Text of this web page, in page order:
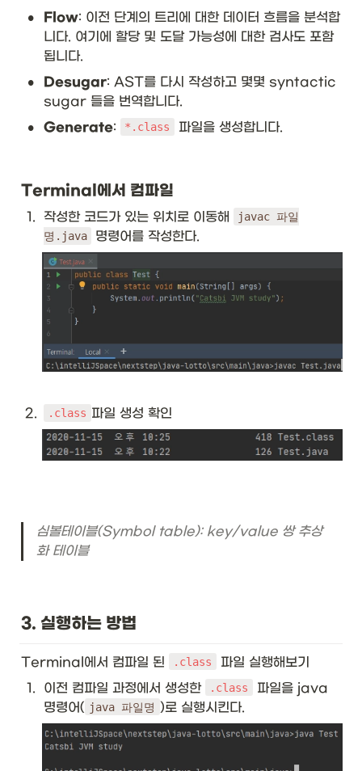
• Flow: 이전 단계의 트리에 대한 데이터 흐름을 분석합
니다. 여기에 할당 및 도달 가능성에 대한 검사도 포함
됩니다.
• Desugar: AST를 다시 작성하고 몇몇 syntactic
sugar 들을 번역합니다.
• Generate: *.class 파일을 생성합니다.
Terminal에서 컴파일
1. 작성한 코드가 있는 위치로 이동해
javac 파일
명.java
명령어를 작성한다.
2. .class 파일 생성 확인
심볼테이블(Symbol table): key/value 쌍 추상
화 테이블
3. 실행하는 방법
Terminal에서 컴파일 된 .class
파일 실행해보기
1. 이전 컴파일 과정에서 생성한 .class
파일을 java
명령어( java 파일명 )로 실행시킨다.